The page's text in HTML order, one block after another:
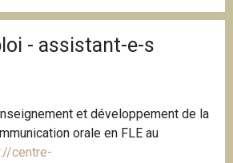
- assistant-e-s
et développement de la
orale en FLE au
centre-